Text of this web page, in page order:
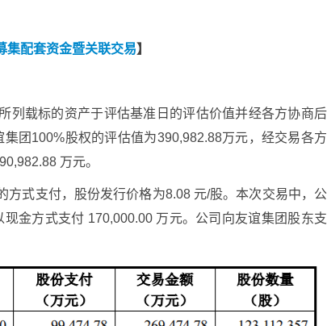
集配套资金暨关联交易】
列载标的资产于评估基准日的评估价值并经各方协商后
团100%股权的评估值为390,982.88万元，经交易各方
万元。
方式支付，股份发行价格为8.08 元/股。本次交易中，公
金方式支付 170,000.00 万元。公司向友谊集团股东支